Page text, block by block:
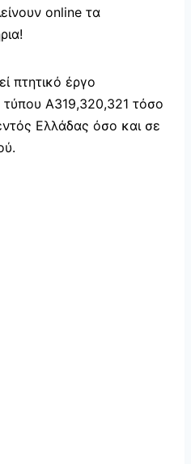
online τα
πτητικό έργο
τύπου A319,320,321 τόσο
Ελλάδας όσο και σε